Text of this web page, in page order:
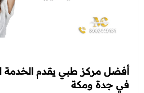
أفضل مركز طبي يقدم الخدمة
في جدة ومكة